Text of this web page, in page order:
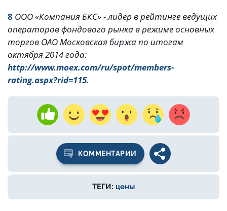
8 ООО «Компания БКС» - лидер в рейтинге ведущих
операторов фондового рынка в режиме основных
торгов ОАО Московская биржа по итогам
октября 2014 года:
http://www.moex.com/ru/spot/members-
rating.aspx?rid=115.
КОММЕНТАРИИ
ТЕГИ: цены